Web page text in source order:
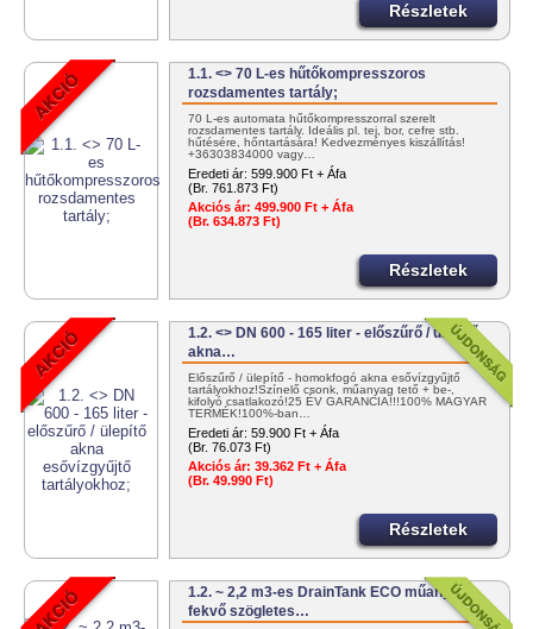
Részletek
1.1. <> 70 L-es hűtőkompresszoros
rozsdamentes tartály;
70 L-es automata hűtőkompresszorral szerelt
rozsdamentes tartály. Ideális pl. tej, bor, cefre stb.
hűtésére, hőntartására! Kedvezményes kiszállítás!
+36303834000 vagy…
Eredeti ár: 599.900 Ft + Áfa
(Br. 761.873 Ft)
Akciós ár: 499.900 Ft + Áfa
(Br. 634.873 Ft)
Részletek
1.2. <> DN 600 - 165 liter - előszűrő / ülepítő
akna…
Előszűrő / ülepítő - homokfogó akna esővízgyűjtő
tartályokhoz!Színelő csonk, műanyag tető + be-,
kifolyó csatlakozó!25 ÉV GARANCIA!!!100% MAGYAR
TERMÉK!100%-ban…
Eredeti ár: 59.900 Ft + Áfa
(Br. 76.073 Ft)
Akciós ár: 39.362 Ft + Áfa
(Br. 49.990 Ft)
Részletek
1.2. ~ 2,2 m3-es DrainTank ECO műanyag -
fekvő szögletes…